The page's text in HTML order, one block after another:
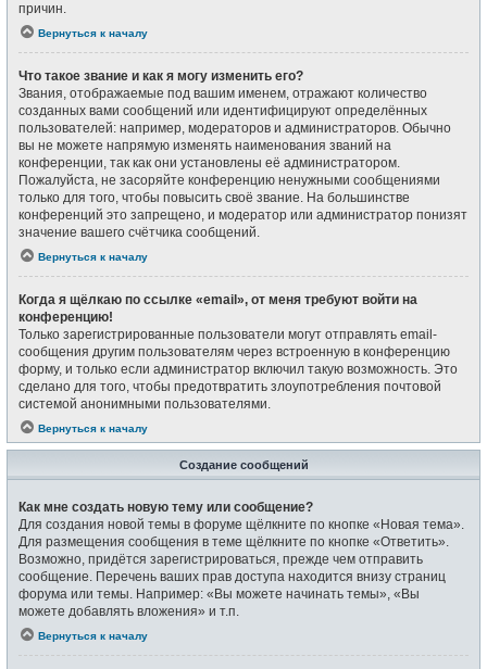
причин.
Вернуться к началу
Что такое звание и как я могу изменить его?
Звания, отображаемые под вашим именем, отражают количество
созданных вами сообщений или идентифицируют определённых
пользователей: например, модераторов и администраторов. Обычно
вы не можете напрямую изменять наименования званий на
конференции, так как они установлены её администратором.
Пожалуйста, не засоряйте конференцию ненужными сообщениями
только для того, чтобы повысить своё звание. На большинстве
конференций это запрещено, и модератор или администратор понизят
значение вашего счётчика сообщений.
Вернуться к началу
Когда я щёлкаю по ссылке «email», от меня требуют войти на
конференцию!
Только зарегистрированные пользователи могут отправлять email-
сообщения другим пользователям через встроенную в конференцию
форму, и только если администратор включил такую возможность. Это
сделано для того, чтобы предотвратить злоупотребления почтовой
системой анонимными пользователями.
Вернуться к началу
Создание сообщений
Как мне создать новую тему или сообщение?
Для создания новой темы в форуме щёлкните по кнопке «Новая тема».
Для размещения сообщения в теме щёлкните по кнопке «Ответить».
Возможно, придётся зарегистрироваться, прежде чем отправить
сообщение. Перечень ваших прав доступа находится внизу страниц
форума или темы. Например: «Вы можете начинать темы», «Вы
можете добавлять вложения» и т.п.
Вернуться к началу